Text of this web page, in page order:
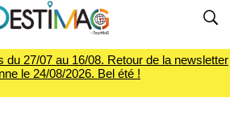
du 27/07 au 16/08. Retour de la newsletter
le 24/08/2026. Bel été !